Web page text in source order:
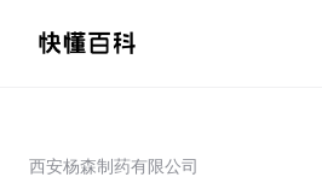
西安杨森制药有限公司